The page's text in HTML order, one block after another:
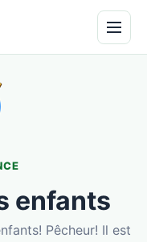
enfants
Pêcheur! Il est